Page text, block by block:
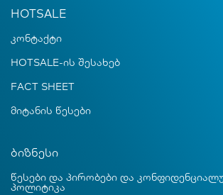
HOTSALE
კონტაქტი
HOTSALE-ის შესახებ
FACT SHEET
მიტანის წესები
ბიზნესი
წესები და პირობები და
პოლიტიკა